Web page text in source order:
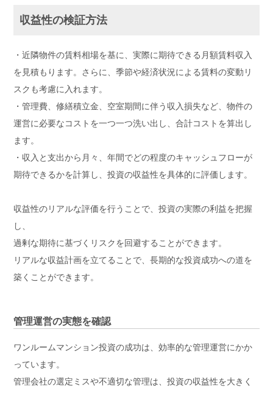
収益性の検証方法
・近隣物件の賃料相場を基に、実際に期待できる月額賃料収入
を見積もります。さらに、季節や経済状況による賃料の変動リ
スクも考慮に入れます。
・管理費、修繕積立金、空室期間に伴う収入損失など、物件の
運営に必要なコストを一つ一つ洗い出し、合計コストを算出し
ます。
・収入と支出から月々、年間でどの程度のキャッシュフローが
期待できるかを計算し、投資の収益性を具体的に評価します。
収益性のリアルな評価を行うことで、投資の実際の利益を把握
し、
過剰な期待に基づくリスクを回避することができます。
リアルな収益計画を立てることで、長期的な投資成功への道を
築くことができます。
管理運営の実態を確認
ワンルームマンション投資の成功は、効率的な管理運営にかか
っています。
管理会社の選定ミスや不適切な管理は、投資の収益性を大きく